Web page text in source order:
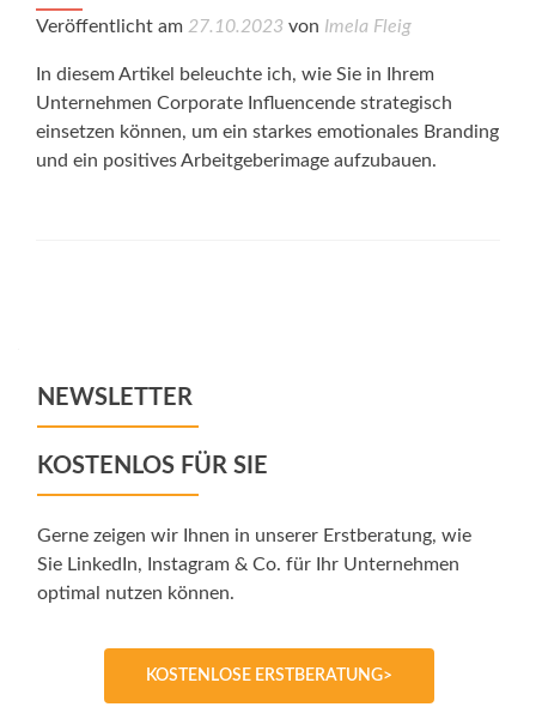
Veröffentlicht am 27.10.2023 von Imela Fleig
In diesem Artikel beleuchte ich, wie Sie in Ihrem
Unternehmen Corporate Influencende strategisch
einsetzen können, um ein starkes emotionales Branding
und ein positives Arbeitgeberimage aufzubauen.
NEWSLETTER
KOSTENLOS FÜR SIE
Gerne zeigen wir Ihnen in unserer Erstberatung, wie
Sie LinkedIn, Instagram & Co. für Ihr Unternehmen
optimal nutzen können.
KOSTENLOSE ERSTBERATUNG>